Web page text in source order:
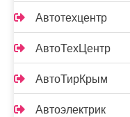
Автотехцентр
АвтоТехЦентр
АвтоТирКрым
Автоэлектрик